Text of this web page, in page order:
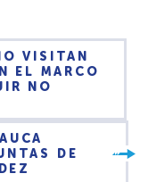
VISITAN
EL MARCO
NO
DE